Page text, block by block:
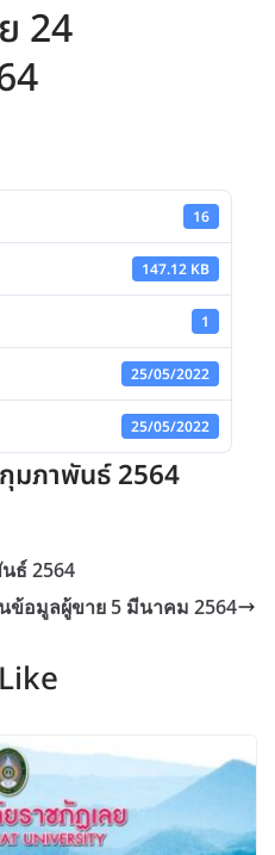
24
16
147.12 KB
1
25/05/2022
25/05/2022
มภาพันธ์ 2564
ธ์ 2564
ข้อมูลผู้ขาย 5 มีนาคม 2564